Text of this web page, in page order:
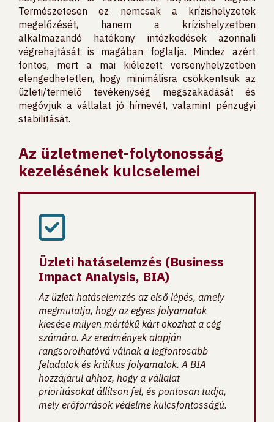
Természetesen ez nemcsak a krízishelyzetek
megelőzését, hanem a krízishelyzetben
alkalmazandó hatékony intézkedések azonnali
végrehajtását is magában foglalja. Mindez azért
fontos, mert a mai kiélezett versenyhelyzetben
elengedhetetlen, hogy minimálisra csökkentsük az
üzleti/termelő tevékenység megszakadását és
megóvjuk a vállalat jó hírnevét, valamint pénzügyi
stabilitását.
Az üzletmenet-folytonosság
kezelésének kulcselemei
Üzleti hatáselemzés (Business
Impact Analysis, BIA)
Az üzleti hatáselemzés az első lépés, amely
megmutatja, hogy az egyes folyamatok
kiesése milyen mértékű kárt okozhat a cég
számára. Az eredmények alapján
rangsorolhatóvá válnak a legfontosabb
feladatok és kritikus folyamatok. A BIA
hozzájárul ahhoz, hogy a vállalat
prioritásokat állítson fel, és pontosan tudja,
mely erőforrások védelme kulcsfontosságú.